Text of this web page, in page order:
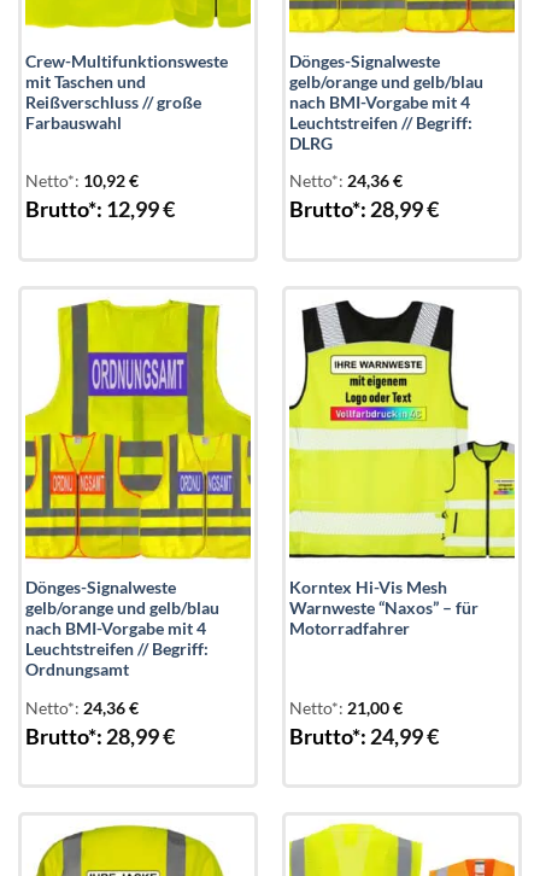
Crew-Multifunktionsweste
mit Taschen und
Reißverschluss // große
Farbauswahl
Netto*: 10,92€
Brutto*: 12,99€
Dönges-Signalweste
gelb/orange und gelb/blau
nach BMI-Vorgabe mit 4
Leuchtstreifen // Begriff:
DLRG
Netto*: 24,36€
Brutto*: 28,99€
Add to
wishlist
Dönges-Signalweste
gelb/orange und gelb/blau
nach BMI-Vorgabe mit 4
Leuchtstreifen // Begriff:
Ordnungsamt
Netto*: 24,36€
Brutto*: 28,99€
Korntex Hi-Vis Mesh
Warnweste “Naxos” – für
Motorradfahrer
Netto*: 21,00€
Brutto*: 24,99€
wishlist